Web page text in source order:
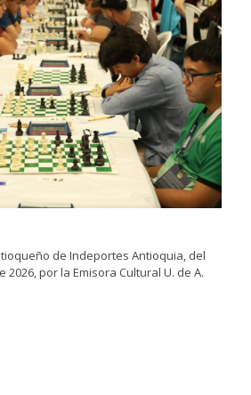
de Indeportes Antioquia, del
por la Emisora Cultural U. de A.